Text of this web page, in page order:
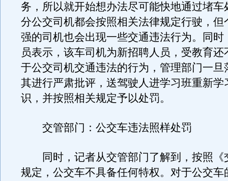
务，所以就开始想办法尽可能快地通过堵车
分公交司机都会按照相关法律规定行驶，但
强的司机也会出现一些交通违法行为。同时
员表示，该车司机为新招聘人员，受教育还
于公交司机交通违法的行为，管理部门一旦
其进行严肃批评，送驾驶人进学习班重新学
识，并按照相关规定予以处罚。
交管部门：公交车违法照样处罚
同时，记者从交管部门了解到，按照《
规定，公交车不具备任何特权。对于公交车